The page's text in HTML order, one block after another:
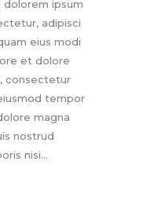
dolorem ipsum
adipisci
eius modi
et dolore
consectetur
tempor
magna
nostrud
nisi…